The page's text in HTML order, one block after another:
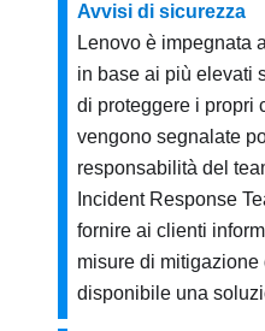
Avvisi di sicurezza
Lenovo è impegnata
in base ai più elevati
di proteggere i propri
vengono segnalate
responsabilità del
Incident Response
fornire ai clienti
misure di
disponibile una